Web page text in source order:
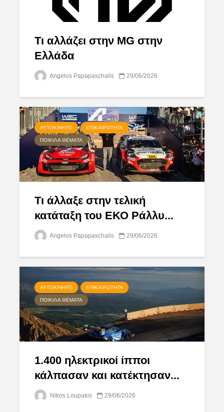
Τι αλλάζει στην MG στην
Ελλάδα
Angelos Papapaschalis 29/06/2026
ΑΥΤΟΚΊΝΗΤΟ ΕΠΙΚΑΙΡΌΤΗΤΑ
ΠΟΙΚΊΛΑ ΘΈΜΑΤΑ
Τι άλλαξε στην τελική
κατάταξη του ΕΚΟ Ράλλυ...
Angelos Papapaschalis 29/06/2026
ΑΥΤΟΚΊΝΗΤΟ ΕΠΙΚΑΙΡΌΤΗΤΑ
ΠΟΙΚΊΛΑ ΘΈΜΑΤΑ
1.400 ηλεκτρικοί ίπποι
κάλπασαν και κατέκτησαν...
Nikos Loupakis 29/06/2026